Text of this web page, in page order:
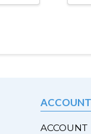
ACCOUNT
ACCOUNT